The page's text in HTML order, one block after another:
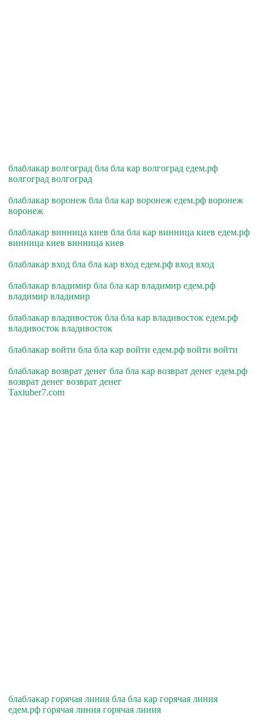
блаблакар волгоград бла бла кар волгоград едем.рф
волгоград волгоград
блаблакар воронеж бла бла кар воронеж едем.рф воронеж
воронеж
блаблакар винница киев бла бла кар винница киев едем.рф
винница киев винница киев
блаблакар вход бла бла кар вход едем.рф вход вход
блаблакар владимир бла бла кар владимир едем.рф
владимир владимир
блаблакар владивосток бла бла кар владивосток едем.рф
владивосток владивосток
блаблакар войти бла бла кар войти едем.рф войти войти
блаблакар возврат денег бла бла кар возврат денег едем.рф
возврат денег возврат денег
Taxiuber7.com
блаблакар горячая линия бла бла кар горячая линия
едем.рф горячая линия горячая линия